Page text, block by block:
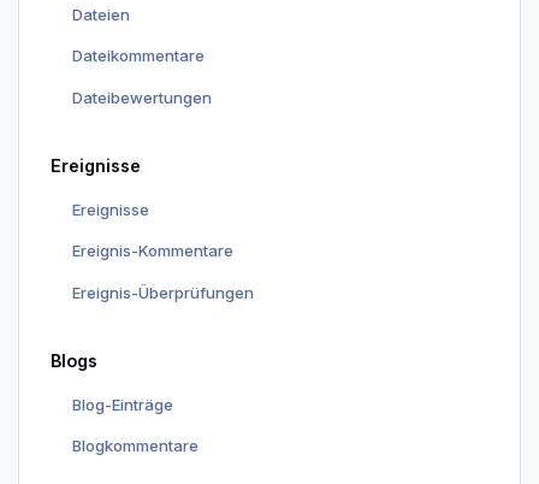
Dateien
Dateikommentare
Dateibewertungen
Ereignisse
Ereignisse
Ereignis-Kommentare
Ereignis-Überprüfungen
Blogs
Blog-Einträge
Blogkommentare